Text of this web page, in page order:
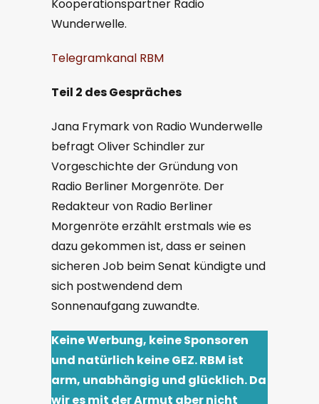
Kooperationspartner Radio
Wunderwelle.
Telegramkanal RBM
Teil 2 des Gespräches
Jana Frymark von Radio Wunderwelle
befragt Oliver Schindler zur
Vorgeschichte der Gründung von
Radio Berliner Morgenröte. Der
Redakteur von Radio Berliner
Morgenröte erzählt erstmals wie es
dazu gekommen ist, dass er seinen
sicheren Job beim Senat kündigte und
sich postwendend dem
Sonnenaufgang zuwandte.
Keine Werbung, keine Sponsoren
und natürlich keine GEZ. RBM ist
arm, unabhängig und glücklich. Da
wir es mit der Armut aber nicht